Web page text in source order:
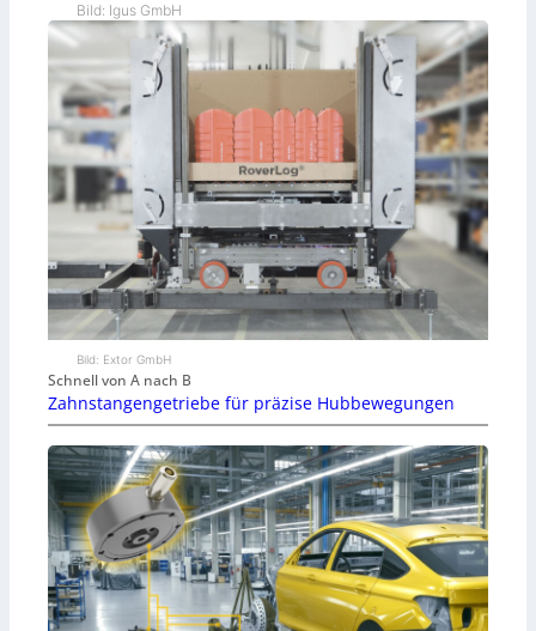
Bild: Igus GmbH
Bild: Extor GmbH
Schnell von A nach B
Zahnstangengetriebe für präzise Hubbewegungen